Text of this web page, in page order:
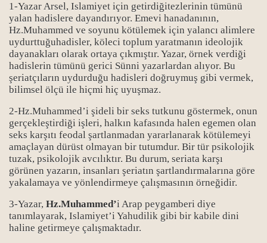
1-Yazar Arsel, Islamiyet için getirdiğitezlerinin tümünü
yalan hadislere dayandırıyor. Emevi hanadanının,
Hz.Muhammed ve soyunu kötülemek için yalancı alimlere
uydurttuğuhadisler, köleci toplum yaratmanın ideolojik
dayanakları olarak ortaya çıkmıştır. Yazar, örnek verdiği
hadislerin tümünü gerici Sünni yazarlardan alıyor. Bu
şeriatçıların uydurduğu hadisleri doğruymuş gibi vermek,
bilimsel ölçü ile hiçmi hiç uyuşmaz.
2-Hz.Muhammed’i şideli bir seks tutkunu göstermek, onun
gerçekleştirdiği işleri, halkın kafasında halen egemen olan
seks karşıtı feodal şartlanmadan yararlanarak kötülemeyi
amaçlayan dürüst olmayan bir tutumdur. Bir tür psikolojik
tuzak, psikolojik avcılıktır. Bu durum, seriata karşı
görünen yazarın, insanları şeriatın şartlandırmalarına göre
yakalamaya ve yönlendirmeye çalışmasının örneğidir.
3-Yazar, Hz.Muhammed’i Arap peygamberi diye
tanımlayarak, Islamiyet’i Yahudilik gibi bir kabile dini
haline getirmeye çalışmaktadır.